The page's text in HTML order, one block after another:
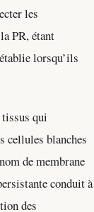
les
PR, étant
lorsqu’ils
qui
cellules blanches
de membrane
conduit à
des